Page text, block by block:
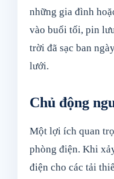
những gia đình
vào buổi tối, pin
trời đã sạc ban
lưới.
Chủ động
Một lợi ích quan
phòng điện. Khi
điện cho các tải